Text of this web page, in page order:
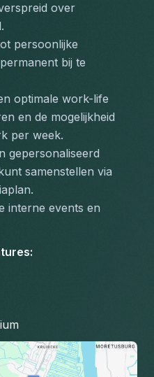
over
persoonlijke
bij te
optimale work-life
en de mogelijkheid
per week.
gepersonaliseerd
samenstellen via
interne events en
: